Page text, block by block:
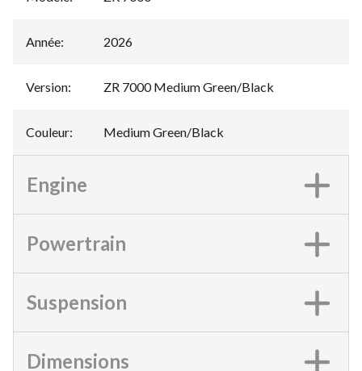
Année: 2026
Version: ZR 7000 Medium Green/Black
Couleur: Medium Green/Black
Engine
Powertrain
Suspension
Dimensions